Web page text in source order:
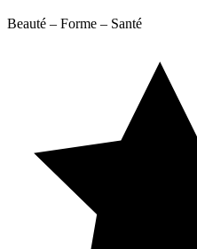
Beauté – Forme – Santé